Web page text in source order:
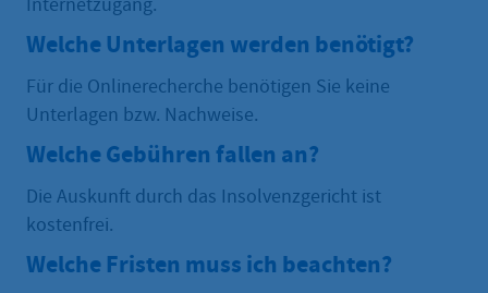
Welche Unterlagen werden benötigt?
Für die Onlinerecherche benötigen Sie keine
Unterlagen bzw. Nachweise.
Welche Gebühren fallen an?
Die Auskunft durch das Insolvenzgericht ist
kostenfrei.
Welche Fristen muss ich beachten?